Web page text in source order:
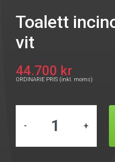
Toalett
vit
44.700 kr
ORDINARIE PRIS (inkl. moms)
- +